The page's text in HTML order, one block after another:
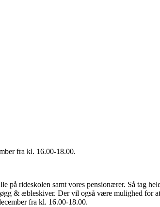
fra kl. 16.00-18.00.
rideskolen samt vores pensionærer. Så tag
& æbleskiver. Der vil også være mulighed for
fra kl. 16.00-18.00.